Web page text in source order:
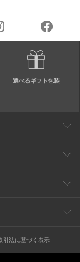
選べるギフト包装
引法に基づく表示